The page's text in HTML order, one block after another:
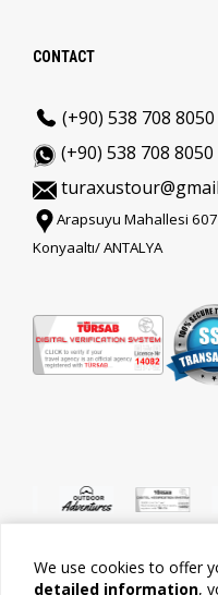
We use cookies to offer
detailed information,
CONTACT
(+90) 538 708 8050
(+90) 538 708 8050
Arapsuyu Mahallesi
Konyaaltı/ ANTALYA